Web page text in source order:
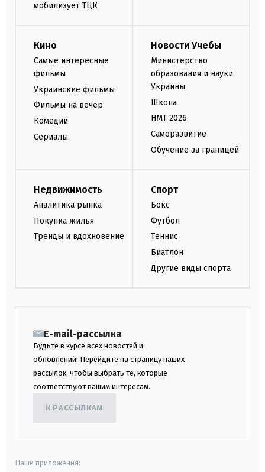
мобилизует ТЦК
Кино
Самые интересные
фильмы
Украинские фильмы
Фильмы на вечер
Комедии
Сериалы
Новости Учебы
Министерство
образования и науки
Украины
Школа
НМТ 2026
Саморазвитие
Обучение за границей
Недвижимость
Аналитика рынка
Покупка жилья
Тренды и вдохновение
Спорт
Бокс
Футбол
Теннис
Биатлон
Другие виды спорта
E-mail-рассылка
Будьте в курсе всех новостей и
обновлений! Перейдите на страницу наших
рассылок, чтобы выбрать те, которые
соответствуют вашим интересам.
К РАССЫЛКАМ
Наши приложения: